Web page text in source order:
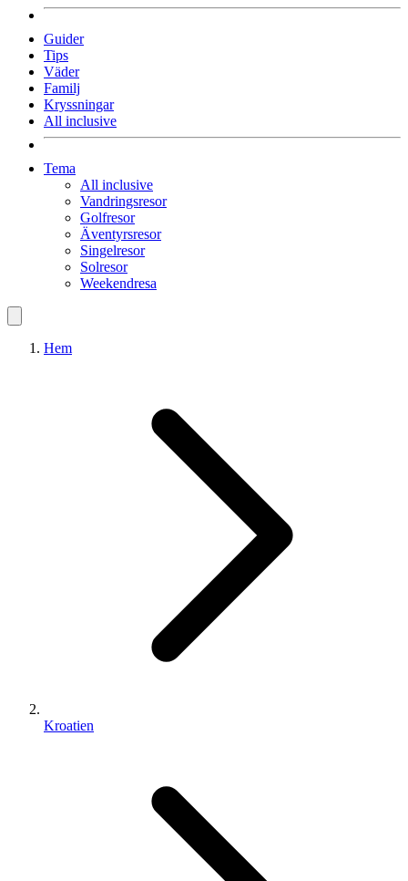
Guider
Tips
Väder
Familj
Kryssningar
All inclusive
Tema
All inclusive
Vandringsresor
Golfresor
Äventyrsresor
Singelresor
Solresor
Weekendresa
Hem
Kroatien